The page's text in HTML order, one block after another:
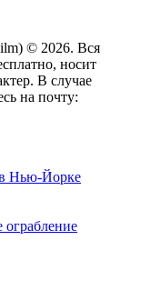
© 2026. Вся
носит
В случае
на почту:
Нью-Йорке